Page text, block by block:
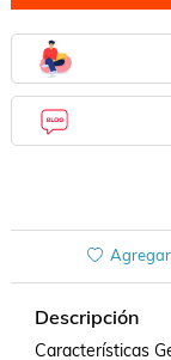
Descripción
Características